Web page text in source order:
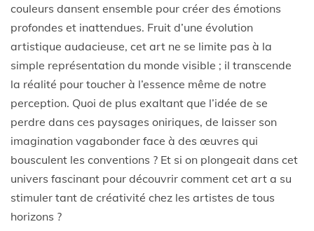
couleurs dansent ensemble pour créer des émotions
profondes et inattendues. Fruit d’une évolution
artistique audacieuse, cet art ne se limite pas à la
simple représentation du monde visible ; il transcende
la réalité pour toucher à l’essence même de notre
perception. Quoi de plus exaltant que l’idée de se
perdre dans ces paysages oniriques, de laisser son
imagination vagabonder face à des œuvres qui
bousculent les conventions ? Et si on plongeait dans cet
univers fascinant pour découvrir comment cet art a su
stimuler tant de créativité chez les artistes de tous
horizons ?